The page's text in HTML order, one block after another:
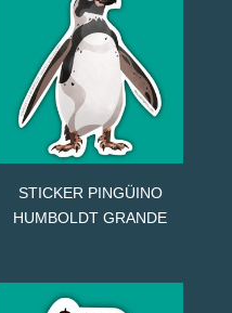
STICKER PINGÜINO
HUMBOLDT GRANDE